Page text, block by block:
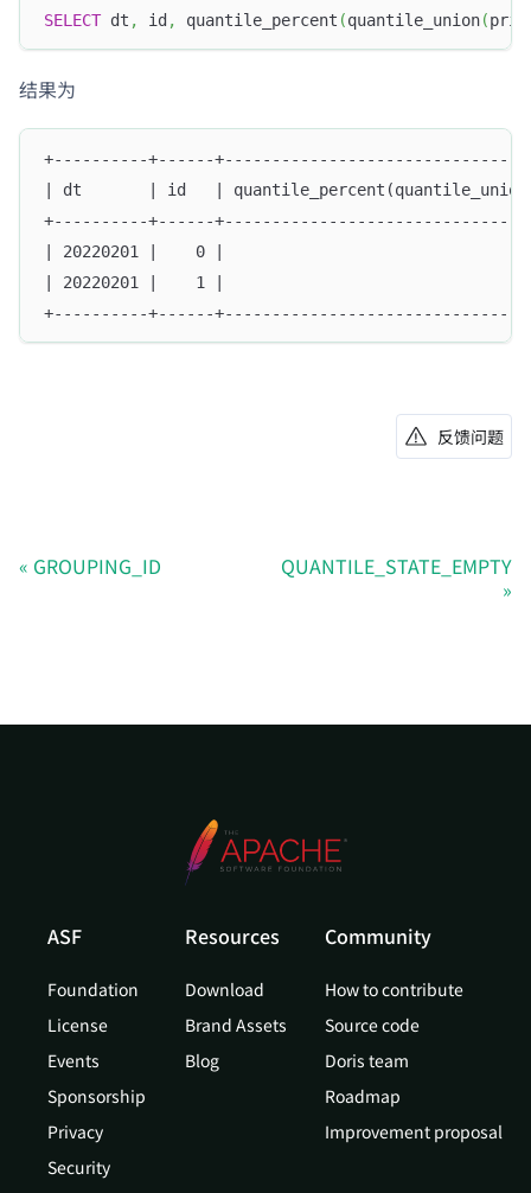
SELECT dt , id , quantile_percent (quantile_union(
结果为
+----------+------
| dt       | id   |
+----------+------
| 20220201 |    0 |
| 20220201 |    1 |
+----------+------
反馈问题
GROUPING_ID QUANTILE_STATE_EMPTY
ASF
Foundation
License
Events
Sponsorship
Privacy
Security
Resources
Download
Brand Assets
Blog
Community
How to contribute
Source code
Doris team
Roadmap
Improvement proposal